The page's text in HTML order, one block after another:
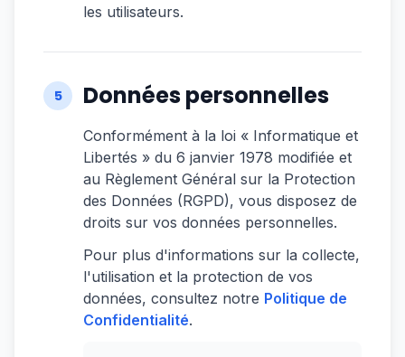
les utilisateurs.
5 Données personnelles
Conformément à la loi « Informatique et
Libertés » du 6 janvier 1978 modifiée et
au Règlement Général sur la Protection
des Données (RGPD), vous disposez de
droits sur vos données personnelles.
Pour plus d'informations sur la collecte,
l'utilisation et la protection de vos
données, consultez notre Politique de
Confidentialité.